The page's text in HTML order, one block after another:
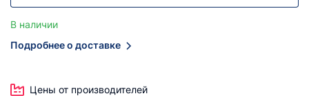
В наличии
Подробнее о доставке
Цены от производителей